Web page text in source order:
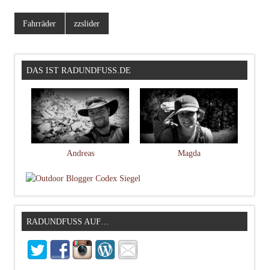
Fahrräder zzslider
DAS IST RADUNDFUSS.DE
Andreas Magda
RADUNDFUSS AUF…